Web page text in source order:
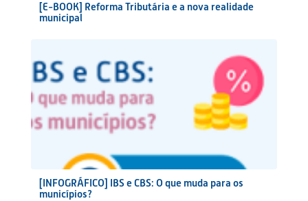
[E-BOOK] Reforma Tributária e a nova realidade
municipal
[INFOGRÁFICO] IBS e CBS: O que muda para os
municípios?